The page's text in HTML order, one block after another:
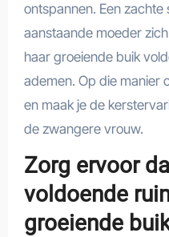
ontspannen. Een
aanstaande moeder
haar groeiende buik
ademen. Op die manier
en maak je de
de zwangere vrouw.
Zorg ervoor
voldoende
groeiende